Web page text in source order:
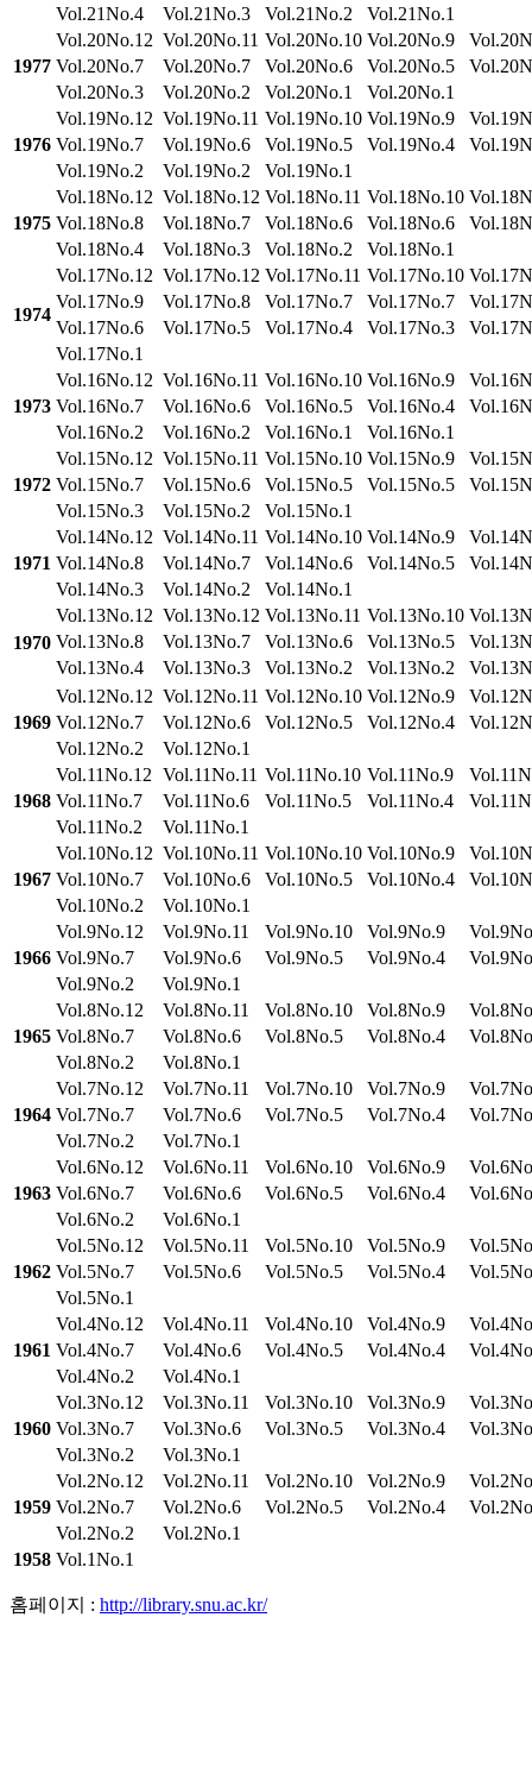
Vol.21No.4
Vol.21No.3 Vol.21No.2 Vol.21No.1
1977
Vol.20No.12 Vol.20No.11 Vol.20No.10 Vol.20No.9
Vol.20No.7
Vol.20No.7 Vol.20No.6 Vol.20No.5
Vol.20No.3
Vol.20No.2 Vol.20No.1 Vol.20No.1
1976
Vol.19No.12 Vol.19No.11 Vol.19No.10 Vol.19No.9
Vol.19No.7
Vol.19No.6 Vol.19No.5 Vol.19No.4
Vol.19No.2
Vol.19No.2 Vol.19No.1
1975
Vol.18No.12 Vol.18No.12 Vol.18No.11 Vol.18No.10
Vol.18No.8
Vol.18No.7 Vol.18No.6 Vol.18No.6
Vol.18No.4
Vol.18No.3 Vol.18No.2 Vol.18No.1
1974
Vol.17No.12 Vol.17No.12 Vol.17No.11 Vol.17No.10
Vol.17No.9
Vol.17No.8 Vol.17No.7 Vol.17No.7
Vol.17No.6
Vol.17No.5 Vol.17No.4 Vol.17No.3
Vol.17No.1
1973
Vol.16No.12 Vol.16No.11 Vol.16No.10 Vol.16No.9
Vol.16No.7
Vol.16No.6 Vol.16No.5 Vol.16No.4
Vol.16No.2
Vol.16No.2 Vol.16No.1 Vol.16No.1
1972
Vol.15No.12 Vol.15No.11 Vol.15No.10 Vol.15No.9
Vol.15No.7
Vol.15No.6 Vol.15No.5 Vol.15No.5
Vol.15No.3
Vol.15No.2 Vol.15No.1
1971
Vol.14No.12 Vol.14No.11 Vol.14No.10 Vol.14No.9
Vol.14No.8
Vol.14No.7 Vol.14No.6 Vol.14No.5
Vol.14No.3
Vol.14No.2 Vol.14No.1
1970
Vol.13No.12 Vol.13No.12 Vol.13No.11 Vol.13No.10
Vol.13No.8
Vol.13No.7 Vol.13No.6 Vol.13No.5
Vol.13No.4
Vol.13No.3 Vol.13No.2 Vol.13No.2
1969
Vol.12No.12 Vol.12No.11 Vol.12No.10 Vol.12No.9
Vol.12No.7
Vol.12No.6 Vol.12No.5 Vol.12No.4
Vol.12No.2
Vol.12No.1
1968
Vol.11No.12 Vol.11No.11 Vol.11No.10 Vol.11No.9
Vol.11No.7
Vol.11No.6 Vol.11No.5 Vol.11No.4
Vol.11No.2
Vol.11No.1
1967
Vol.10No.12 Vol.10No.11 Vol.10No.10 Vol.10No.9
Vol.10No.7
Vol.10No.6 Vol.10No.5 Vol.10No.4
Vol.10No.2
Vol.10No.1
1966
Vol.9No.12 Vol.9No.11 Vol.9No.10 Vol.9No.9
Vol.9No.7
Vol.9No.6 Vol.9No.5 Vol.9No.4
Vol.9No.2
Vol.9No.1
1965
Vol.8No.12 Vol.8No.11 Vol.8No.10 Vol.8No.9
Vol.8No.7
Vol.8No.6 Vol.8No.5 Vol.8No.4
Vol.8No.2
Vol.8No.1
1964
Vol.7No.12 Vol.7No.11 Vol.7No.10 Vol.7No.9
Vol.7No.7
Vol.7No.6 Vol.7No.5 Vol.7No.4
Vol.7No.2
Vol.7No.1
1963
Vol.6No.12 Vol.6No.11 Vol.6No.10 Vol.6No.9
Vol.6No.7
Vol.6No.6 Vol.6No.5 Vol.6No.4
Vol.6No.2
Vol.6No.1
1962
Vol.5No.12 Vol.5No.11 Vol.5No.10 Vol.5No.9
Vol.5No.7
Vol.5No.6 Vol.5No.5 Vol.5No.4
Vol.5No.1
1961
Vol.4No.12 Vol.4No.11 Vol.4No.10 Vol.4No.9
Vol.4No.7
Vol.4No.6 Vol.4No.5 Vol.4No.4
Vol.4No.2
Vol.4No.1
1960
Vol.3No.12 Vol.3No.11 Vol.3No.10 Vol.3No.9
Vol.3No.7
Vol.3No.6 Vol.3No.5 Vol.3No.4
Vol.3No.2
Vol.3No.1
1959
Vol.2No.12 Vol.2No.11 Vol.2No.10 Vol.2No.9
Vol.2No.7
Vol.2No.6 Vol.2No.5 Vol.2No.4
Vol.2No.2
Vol.2No.1
1958 Vol.1No.1
홈페이지 : http://library.snu.ac.kr/